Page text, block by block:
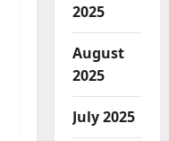
2025
August
2025
July 2025